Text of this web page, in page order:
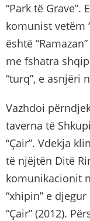
“Park të
komunist vetëm
është
me fshatra
“turq”, e asnjëri
Vazhdoi
taverna të
“Ҫair”. Vdekja
të njëjtën Ditë
komunikacionit
“xhipin” e
“Ҫair” (2012).